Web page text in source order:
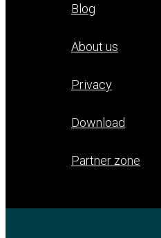
Blog
About us
Privacy
Download
Partner zone